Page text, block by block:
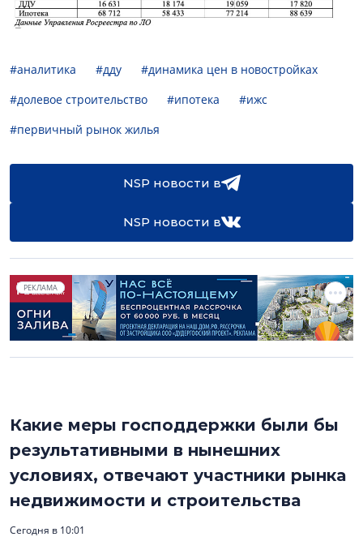
#аналитика #дду
#динамика цен в новостройках
#долевое строительство
#ипотека
#ижс
#первичный рынок жилья
NSP новости в
NSP новости в
РЕКЛАМА
Какие меры господдержки были бы
результативными в нынешних
условиях, отвечают участники рынка
недвижимости и строительства
Сегодня в 10:01